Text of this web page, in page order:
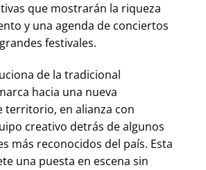
que mostrarán la riqueza
y una agenda de conciertos
festivales.
de la tradicional
hacia una nueva
territorio, en alianza con
creativo detrás de algunos
más reconocidos del país. Esta
una puesta en escena sin